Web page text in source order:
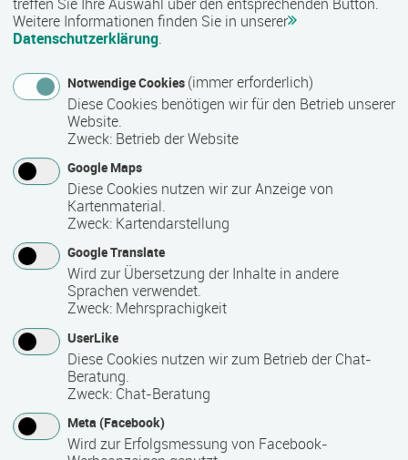
Nähere Bezeichnung des Abschlusses
Zertifikat "Betreuungskraft nach §§ 43 b/53 b"
Voraussichtliche Dauer
6 Monat(e)
Termine auf Anfrage
Bemerkungen zum Termin
monatliche Starttermine
Mindest­teilnehmer­anzahl
Weitere Informationen finden Sie in unserer
Datenschutzerklärung.
Notwendige Cookies (immer erforderlich)
Diese Cookies benötigen wir für den Betrieb unserer
Website.
Zweck: Betrieb der Website
Google Maps
Diese Cookies nutzen wir zur Anzeige von
Kartenmaterial.
Zweck: Kartendarstellung
Google Translate
Wird zur Übersetzung der Inhalte in andere
Sprachen verwendet.
Zweck: Mehrsprachigkeit
UserLike
Diese Cookies nutzen wir zum Betrieb der Chat-
Beratung.
Zweck: Chat-Beratung
Meta (Facebook)
Wird zur Erfolgsmessung von Facebook-